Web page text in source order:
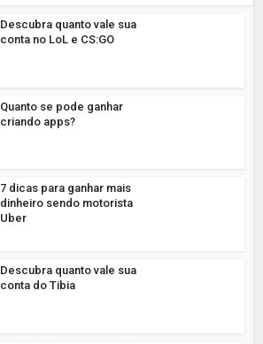
Descubra quanto vale sua
conta no LoL e CS:GO
Quanto se pode ganhar
criando apps?
7 dicas para ganhar mais
dinheiro sendo motorista
Uber
Descubra quanto vale sua
conta do Tibia